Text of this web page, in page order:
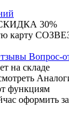
30%
карту
Вопрос-
на складе
функциям
оформить